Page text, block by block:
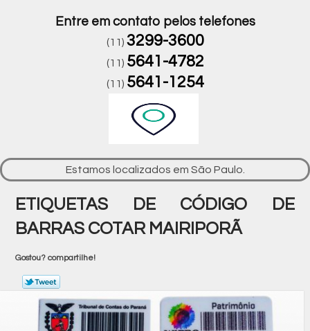
Entre em contato pelos telefones
(11) 3299-3600
(11) 5641-4782
(11) 5641-1254
Estamos localizados em São Paulo.
ETIQUETAS DE CÓDIGO DE
BARRAS COTAR MAIRIPORÃ
Gostou? compartilhe!